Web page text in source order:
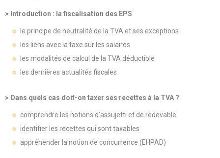
> Introduction : la fiscalisation des EPS
le principe de neutralité de la TVA et ses exceptions
les liens avec la taxe sur les salaires
les modalités de calcul de la TVA déductible
les dernières actualités fiscales
> Dans quels cas doit-on taxer ses recettes à la TVA ?
comprendre les notions d’assujetti et de redevable
identifier les recettes qui sont taxables
appréhender la notion de concurrence (EHPAD)